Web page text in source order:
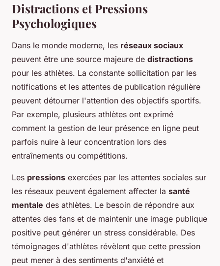
Distractions et Pressions
Psychologiques
Dans le monde moderne, les réseaux sociaux
peuvent être une source majeure de distractions
pour les athlètes. La constante sollicitation par les
notifications et les attentes de publication régulière
peuvent détourner l'attention des objectifs sportifs.
Par exemple, plusieurs athlètes ont exprimé
comment la gestion de leur présence en ligne peut
parfois nuire à leur concentration lors des
entraînements ou compétitions.
Les pressions exercées par les attentes sociales sur
les réseaux peuvent également affecter la santé
mentale des athlètes. Le besoin de répondre aux
attentes des fans et de maintenir une image publique
positive peut générer un stress considérable. Des
témoignages d'athlètes révèlent que cette pression
peut mener à des sentiments d'anxiété et